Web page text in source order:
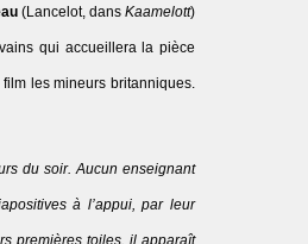
(Lancelot, dansKaamelott)
qui accueillera la pièce
les mineurs britanniques.
du soir. Aucun enseignant
à l’appui, par leur
premières toiles, il apparaît